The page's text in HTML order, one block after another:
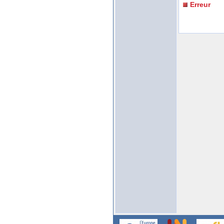
Erreur